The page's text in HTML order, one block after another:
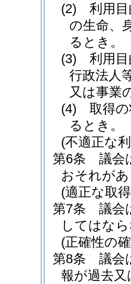
(2)
利用
の生命、
るとき。
(3)
利用
行政法人
又は事業
(4)
取得
るとき。
(不適正な
第6条
議会
おそれが
(適正な取
第7条
議会
してはな
(正確性の
第8条
議会
報が過去